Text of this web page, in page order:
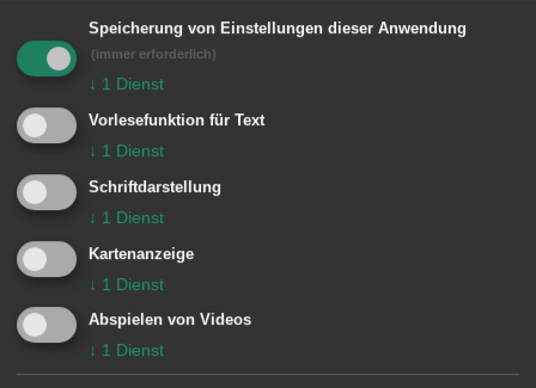
online kann man nachschauen, wo die
Geräte installiert wurden: Unter
www.aalen.de/defibrillator
Geodatenportal, in der GeoApp Aalen
sowie im Defikataster unter
http://definetz.online/1
Der Zugang zu öffentlichen
Defibrillatoren kann im Ernstfall
überlebenswichtig sein, im Notfall
kommt es auf jede Minute an. Die
Speicherung von Einstellungen dieser Anwendung
(immer erforderlich)
↓ 1 Dienst
Vorlesefunktion für Text
↓ 1 Dienst
Schriftdarstellung
↓ 1 Dienst
Kartenanzeige
↓ 1 Dienst
Abspielen von Videos
↓ 1 Dienst